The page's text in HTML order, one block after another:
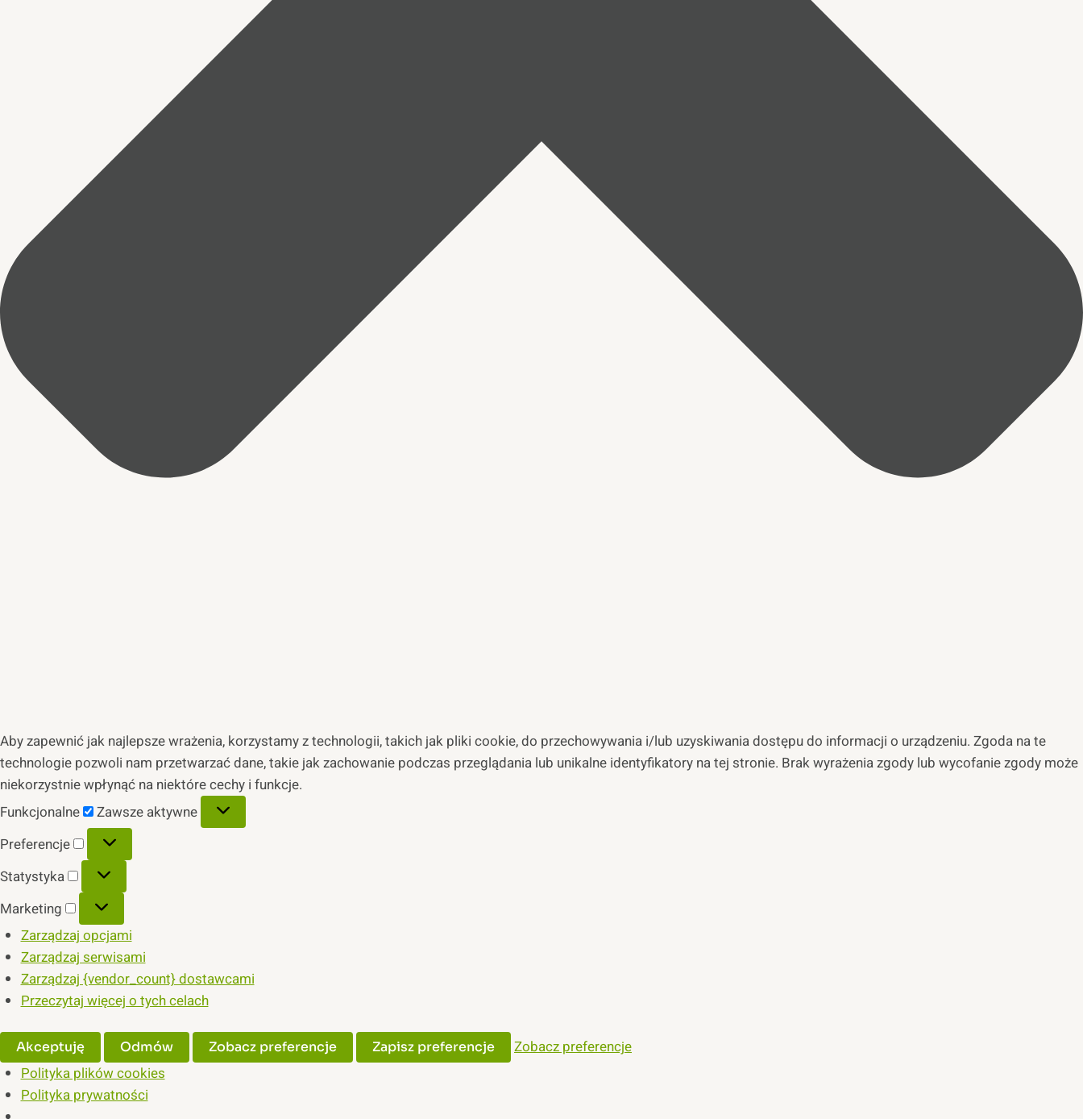
Aby zapewnić jak najlepsze wrażenia, korzystamy z technologii, takich jak pliki cookie, do przechowywania i/lub uzyskiwania dostępu do informacji o urządzeniu. Zgoda na te
technologie pozwoli nam przetwarzać dane, takie jak zachowanie podczas przeglądania lub unikalne identyfikatory na tej stronie. Brak wyrażenia zgody lub wycofanie zgody może
niekorzystnie wpłynąć na niektóre cechy i funkcje.
Funkcjonalne
Funkcjonalne
Zawsze aktywne
Preferencje
Preferencje
Statystyka
Statystyka
Marketing
Marketing
Zarządzaj opcjami
Zarządzaj serwisami
Zarządzaj {vendor_count} dostawcami
Przeczytaj więcej o tych celach
Akceptuję Odmów Zobacz preferencje Zapisz preferencje
Zobacz preferencje
Polityka plików cookies
Polityka prywatności